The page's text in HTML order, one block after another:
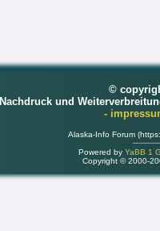
©
Nachdruck und
-
Alaska-Info Forum
Powered by YaBB 1
Copyright © 2000-